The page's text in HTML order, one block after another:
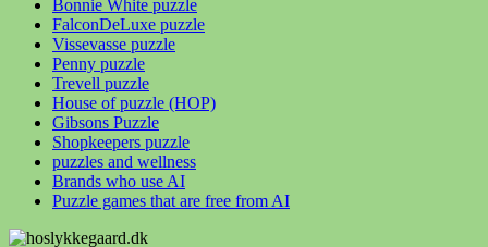
Bonnie White puzzle
FalconDeLuxe puzzle
Vissevasse puzzle
Penny puzzle
Trevell puzzle
House of puzzle (HOP)
Gibsons Puzzle
Shopkeepers puzzle
puzzles and wellness
Brands who use AI
Puzzle games that are free from AI